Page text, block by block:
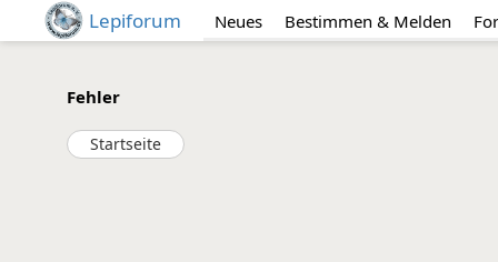
Lepiforum Neues Bestimmen & Melden
Fehler
Startseite